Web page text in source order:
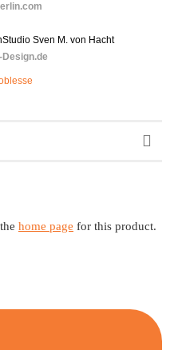
Sven M. von Hacht
home page for this product.